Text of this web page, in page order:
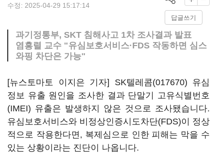
수정: 2025-04-29 15:17:14
답글쓰기
과기정통부, SKT 침해사고 1차 조사결과 발표
염흥렬 교수 "유심보호서비스·FDS 작동하면 심스
와핑 차단은 가능"
[뉴스토마토 이지은 기자] SK텔레콤(017670) 유심
정보 유출 원인을 조사한 결과 단말기 고유식별번호
(IMEI) 유출은 발생하지 않은 것으로 조사됐습니다.
유심보호서비스와 비정상인증시도차단(FDS)이 정상
적으로 작용한다면, 복제심으로 인한 피해는 막을 수
있는 상황이라는 진단이 나옵니다.